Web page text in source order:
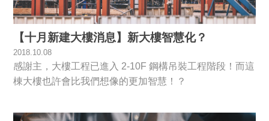
【十月新建大樓消息】新大樓智慧化？
2018.10.08
感謝主，大樓工程已進入 2-10F 鋼構吊裝工程階段！而這
棟大樓也許會比我們想像的更加智慧！？